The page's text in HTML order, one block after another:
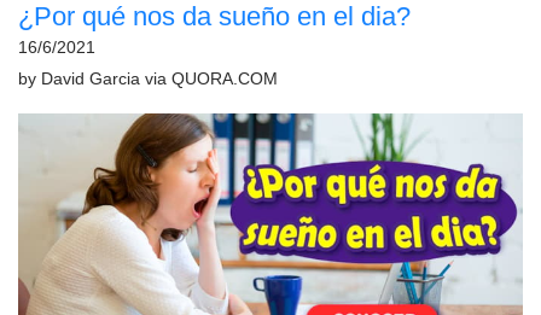
¿Por qué nos da sueño en el dia?
16/6/2021
by David Garcia via QUORA.COM